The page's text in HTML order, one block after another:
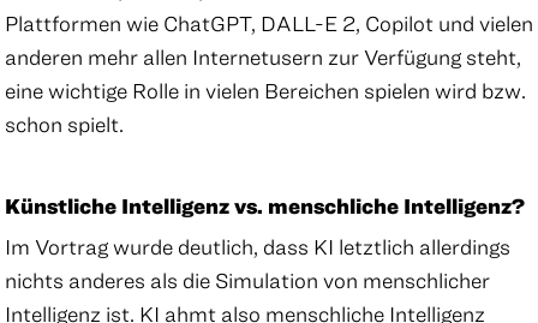
Plattformen wie ChatGPT, DALL-E 2, Copilot und vielen
anderen mehr allen Internetusern zur Verfügung steht,
eine wichtige Rolle in vielen Bereichen spielen wird bzw.
schon spielt.
Künstliche Intelligenz vs. menschliche Intelligenz?
Im Vortrag wurde deutlich, dass KI letztlich allerdings
nichts anderes als die Simulation von menschlicher
Intelligenz ist. KI ahmt also menschliche Intelligenz